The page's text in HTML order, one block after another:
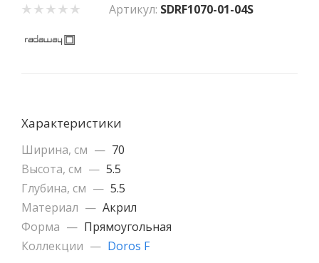
Артикул: SDRF1070-01-04S
Характеристики
Ширина, см — 70
Высота, см — 5.5
Глубина, см — 5.5
Материал — Акрил
Форма — Прямоугольная
Коллекции — Doros F